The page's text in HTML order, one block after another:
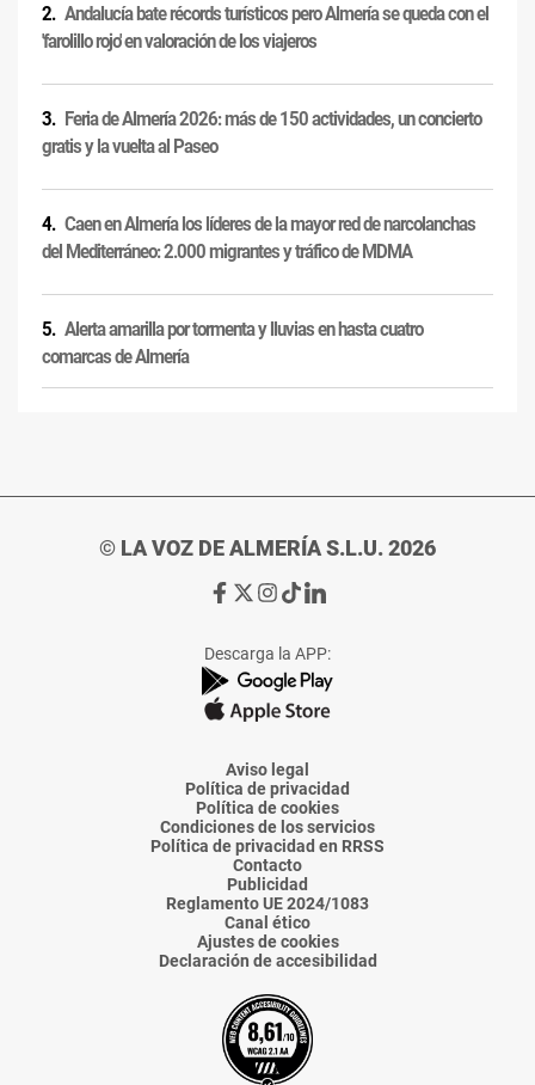
Andalucía bate récords turísticos pero Almería se queda con el
'farolillo rojo' en valoración de los viajeros
Feria de Almería 2026: más de 150 actividades, un concierto
gratis y la vuelta al Paseo
Caen en Almería los líderes de la mayor red de narcolanchas
del Mediterráneo: 2.000 migrantes y tráfico de MDMA
Alerta amarilla por tormenta y lluvias en hasta cuatro
comarcas de Almería
© LA VOZ DE ALMERÍA S.L.U. 2026
Ir
de
La
Voz
Almería
Ir
de
La
Voz
Almería
Ir
de
La
Voz
Almería
Ir
de
La
Voz
Almería
Ir
de
La
Voz
Descarga la APP:
Aviso legal
Política de privacidad
Política de cookies
Condiciones de los servicios
Política de privacidad en RRSS
Contacto
Publicidad
Reglamento UE 2024/1083
Canal ético
Ajustes de cookies
Declaración de accesibilidad